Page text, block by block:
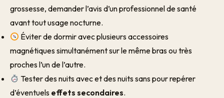
grossesse, demander l’avis d’un professionnel de santé
avant tout usage nocturne.
Éviter de dormir avec plusieurs accessoires
magnétiques simultanément sur le même bras ou très
proches l’un de l’autre.
Tester des nuits avec et des nuits sans pour repérer
d’éventuels effets secondaires.